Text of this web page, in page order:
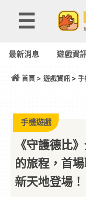
最新消息 遊戲資
首頁 > 遊戲資訊> 手
手機遊戲
《守護德比
的旅程，首
新天地登場！